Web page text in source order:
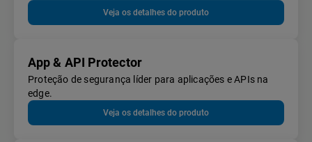
Veja os detalhes do produto
App & API Protector
Proteção de segurança líder para aplicações e APIs na
edge.
Veja os detalhes do produto